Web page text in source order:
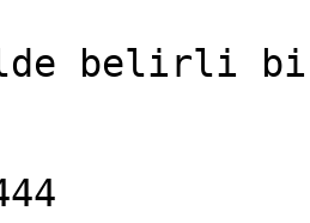
belirli